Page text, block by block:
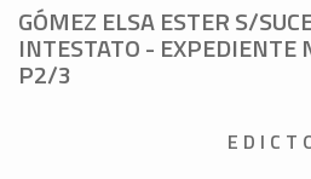
GÓMEZ ELSA ESTER S/
INTESTATO -
P2/3
E D I C T